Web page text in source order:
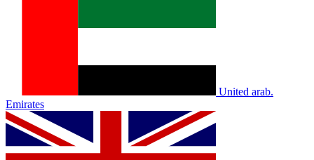
United arab.
Emirates